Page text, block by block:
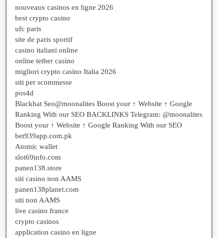
nouveaux casinos en ligne 2026
best crypto casino
ufc paris
site de paris sportif
casino italiani online
online tether casino
migliori crypto casino Italia 2026
siti per scommesse
pos4d
Blackhat Seo@moonalites Boost your ↑ Website ↑ Google
Ranking With our SEO BACKLINKS Telegram: @moonalites
Boost your ↑ Website ↑ Google Ranking With our SEO
bet939app.com.pk
Atomic wallet
slot69info.com
panen138.store
siti casino non AAMS
panen138planet.com
siti non AAMS
live casino france
crypto casinos
application casino en ligne